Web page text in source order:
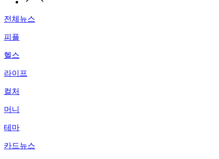
전체뉴스
피플
헬스
라이프
컬처
머니
테마
카드뉴스